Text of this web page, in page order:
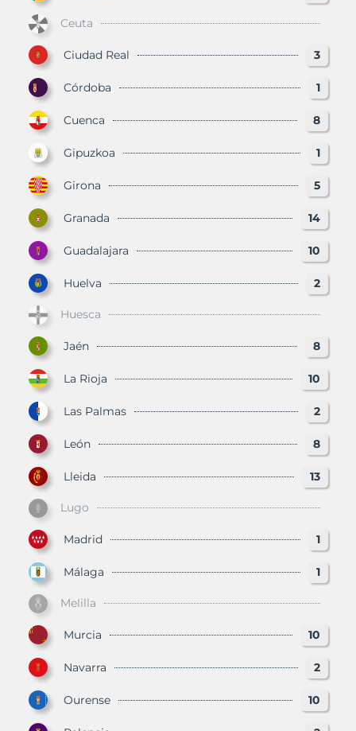
Ceuta
Ciudad Real 3
Córdoba 1
Cuenca 8
Gipuzkoa 1
Girona 5
Granada 14
Guadalajara 10
Huelva 2
Huesca
Jaén 8
La Rioja 10
Las Palmas 2
León 8
Lleida 13
Lugo
Madrid 1
Málaga 1
Melilla
Murcia 10
Navarra 2
Ourense 10